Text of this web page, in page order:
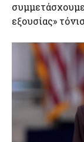
εξουσίας»